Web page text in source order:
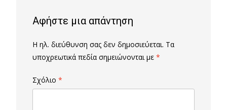
Αφήστε μια απάντηση
Η ηλ. διεύθυνση σας δεν δημοσιεύεται. Τα
υποχρεωτικά πεδία σημειώνονται με *
Σχόλιο *